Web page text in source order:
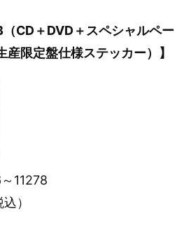
（CD＋DVD＋スペシャルペー
限定盤仕様ステッカー）】
11278
）